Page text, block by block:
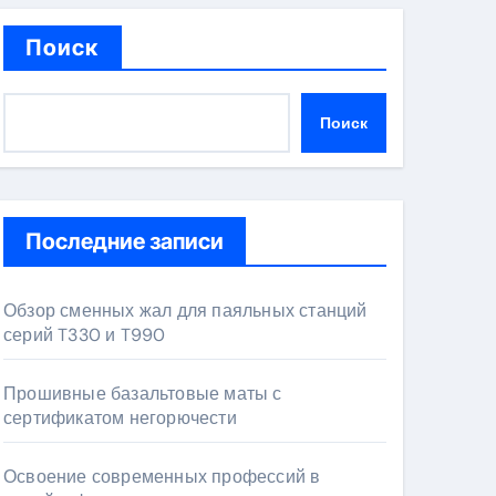
Поиск
Поиск
Последние записи
Обзор сменных жал для паяльных станций
серий T330 и T990
Прошивные базальтовые маты с
сертификатом негорючести
Освоение современных профессий в